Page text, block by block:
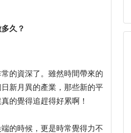
久？
的資深了。雖然時間帶來的
新月異的產業，那些新的平
的覺得追趕得好累啊！
的時候，更是時常覺得力不